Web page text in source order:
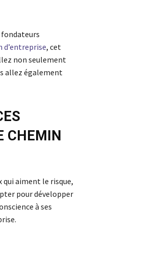
fondateurs
d’entreprise, cet
non seulement
allez également
CHEMIN
qui aiment le risque,
pour développer
à ses